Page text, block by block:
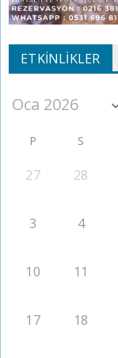
ETKINLIKLER
P S
27 28
3 4
10 11
17 18